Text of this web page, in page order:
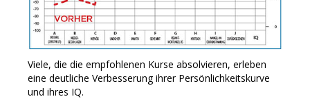
Viele, die die empfohlenen Kurse absolvieren, erleben
eine deutliche Verbesserung ihrer Persönlichkeitskurve
und ihres IQ.